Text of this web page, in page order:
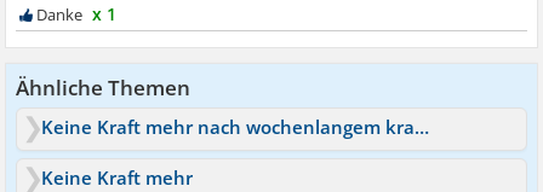
x 1
Ähnliche Themen
Keine Kraft mehr nach wochenlangem kranksein und oft allein
Keine Kraft mehr